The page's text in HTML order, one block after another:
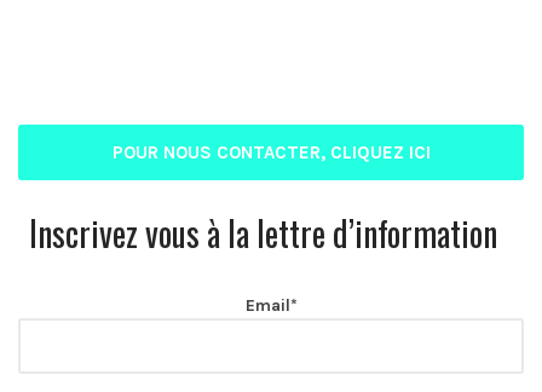
POUR NOUS CONTACTER, CLIQUEZ ICI
Inscrivez vous à la lettre d’information
Email*